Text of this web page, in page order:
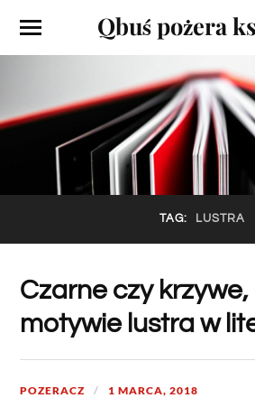
Qbuś pożera
TAG: LUSTRA
Czarne czy krzywe,
motywie lustra w
POZERACZ 1 MARCA, 2018